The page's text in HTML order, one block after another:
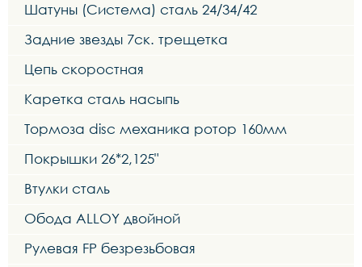
Шатуны (Система) сталь 24/34/42
Задние звезды 7ск. трещетка
Цепь скоростная
Каретка сталь насыпь
Тормоза disc механика ротор 160мм
Покрышки 26*2,125"
Втулки сталь
Обода ALLOY двойной
Рулевая FP безрезьбовая